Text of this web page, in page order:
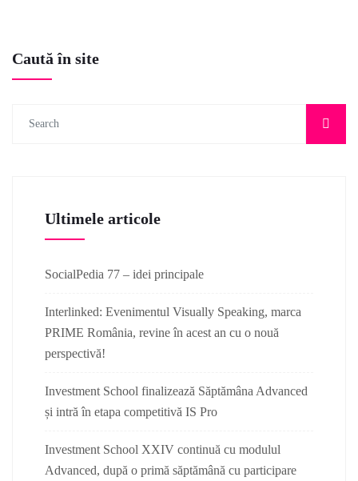
Caută în site
Ultimele articole
SocialPedia 77 – idei principale
Interlinked: Evenimentul Visually Speaking, marca
PRIME România, revine în acest an cu o nouă
perspectivă!
Investment School finalizează Săptămâna Advanced
și intră în etapa competitivă IS Pro
Investment School XXIV continuă cu modulul
Advanced, după o primă săptămână cu participare